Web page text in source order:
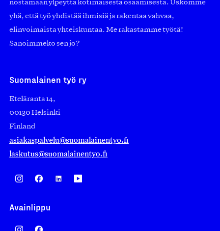
nostamaan ylpeyttä kotimaisesta osaamisesta. Uskomme
yhä, että työ yhdistää ihmisiä ja rakentaa vahvaa,
elinvoimaista yhteiskuntaa. Me rakastamme työtä!
Sanoimmeko sen jo?
Suomalainen työ ry
Eteläranta 14,
00130 Helsinki
Finland
asiakaspalvelu@suomalainentyo.fi
laskutus@suomalainentyo.fi
Avainlippu